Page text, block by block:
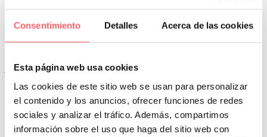
Consentimiento Detalles Acerca de las cookies
Esta página web usa cookies
Las cookies de este sitio web se usan para personalizar
el contenido y los anuncios, ofrecer funciones de redes
sociales y analizar el tráfico. Además, compartimos
información sobre el uso que haga del sitio web con
Por San Mar Tendencias y actualidad
04 Sep:Cortinas para habitación juvenil: ideas que
combinan estilo, luz y personalidad